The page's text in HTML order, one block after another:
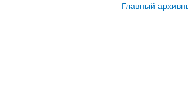
Главный